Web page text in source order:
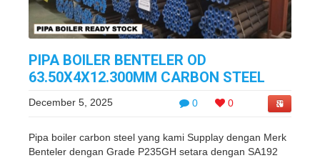
PIPA BOILER BENTELER OD
63.50X4X12.300MM CARBON STEEL
0 0
December 5, 2025
Pipa boiler carbon steel yang kami Supplay dengan Merk
Benteler dengan Grade P235GH setara dengan SA192